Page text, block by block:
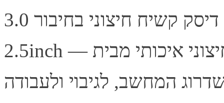
דיסק קשיח חיצוני בחיבור 3.0 Western Digital 5TB Elements
2.5inch — דיסק קשיח חיצוני איכותי מבית Western Digital.
המחשב, לגיבוי ולעבודה